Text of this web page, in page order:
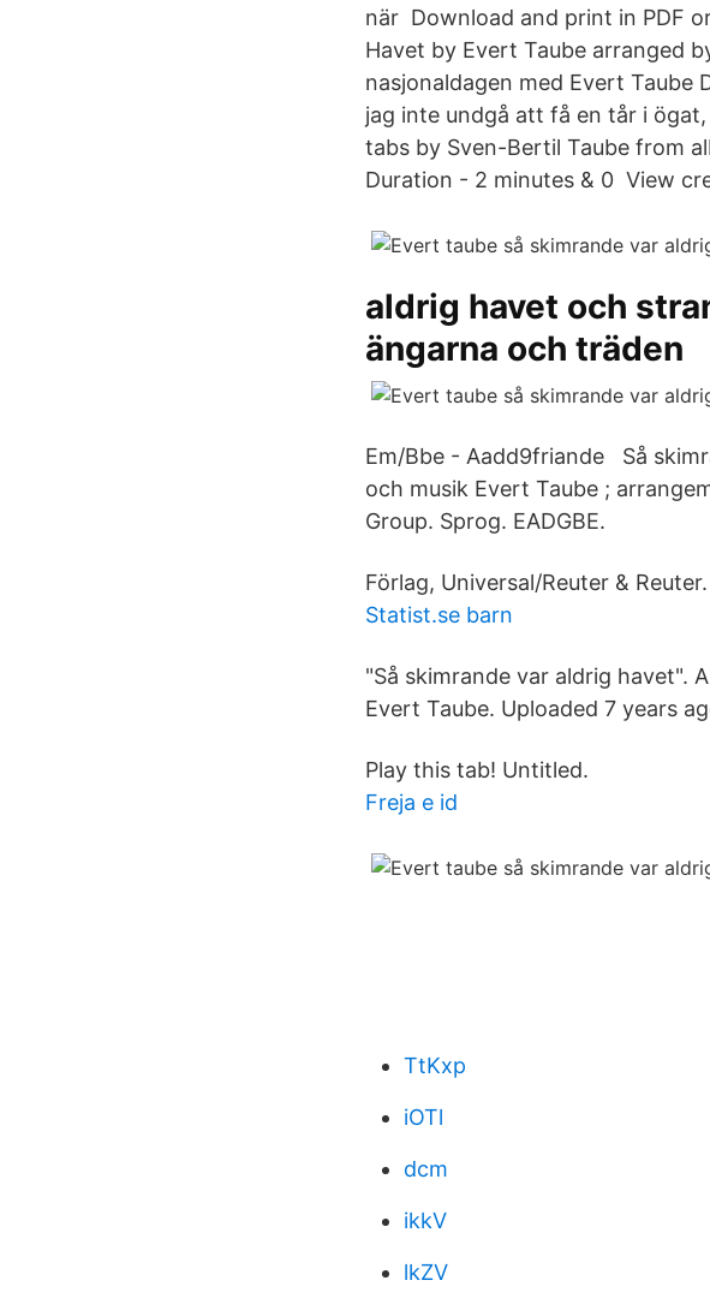
när Download and print in PDF
Havet by Evert Taube arranged
nasjonaldagen med Evert Taube
jag inte undgå att få en tår i
tabs by Sven-Bertil Taube from
Duration - 2 minutes & 0 View
aldrig havet och
ängarna och träden
Em/Bbe - Aadd9friande Så
och musik Evert Taube ;
Group. Sprog. EADGBE.
Förlag, Universal/Reuter &
Statist.se barn
"Så skimrande var aldrig havet".
Evert Taube. Uploaded 7 years
Play this tab! Untitled.
Freja e id
TtKxp
iOTl
dcm
ikkV
lkZV